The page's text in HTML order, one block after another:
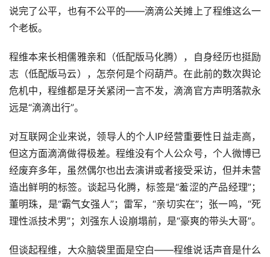
说完了公平，也有不公平的——滴滴公关摊上了程维这么一
个老板。
程维本来长相儒雅亲和（低配版马化腾），自身经历也挺励
志（低配版马云），怎奈何是个闷葫芦。在此前的数次舆论
危机中，程维都是牙关紧闭一言不发，滴滴官方声明落款永
远是“滴滴出行”。
对互联网企业来说，领导人的个人IP经营重要性日益走高，
但这方面滴滴做得极差。程维没有个人公众号，个人微博已
经废弃多年，虽然偶尔也出去演讲或者接受采访，但并未营
造出鲜明的标签。谈起马化腾，标签是“羞涩的产品经理”；
董明珠，是“霸气女强人”；雷军，“亲切实在”；张一鸣，“死
理性派技术男”；刘强东人设崩塌前，是“豪爽的带头大哥”。
但谈起程维，大众脑袋里面是空白——程维说话声音是什么